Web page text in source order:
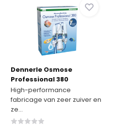
Dennerle Osmose
Professional 380
High-performance
fabricage van zeer zuiver en
ze...